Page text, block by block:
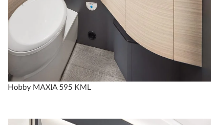
Hobby MAXIA 595 KML